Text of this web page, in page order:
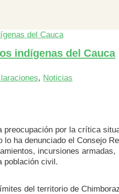
indígenas del Cauca
, Noticias
preocupación por la crítica
ha denunciado el Consejo
incursiones armadas,
población civil.
del territorio de